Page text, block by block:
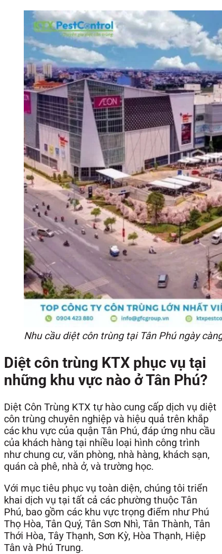
Nhu cầu diệt côn trùng tại Tân Phú ngày
Diệt côn trùng KTX phục vụ tại
những khu vực nào ở Tân Phú?
Diệt Côn Trùng KTX tự hào cung cấp dịch vụ diệt
côn trùng chuyên nghiệp và hiệu quả trên khắp
các khu vực của quận Tân Phú, đáp ứng nhu cầu
của khách hàng tại nhiều loại hình công trình
như chung cư, văn phòng, nhà hàng, khách sạn,
quán cà phê, nhà ở, và trường học.
Với mục tiêu phục vụ toàn diện, chúng tôi triển
khai dịch vụ tại tất cả các phường thuộc Tân
Phú, bao gồm các khu vực trọng điểm như Phú
Thọ Hòa, Tân Quý, Tân Sơn Nhì, Tân Thành, Tân
Thới Hòa, Tây Thạnh, Sơn Kỳ, Hòa Thạnh, Hiệp
Tân và Phú Trung.